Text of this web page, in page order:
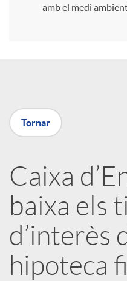
X
a
r
x
e
amb el medi
Tornar
Caixa
baixa els
d’interès
hipoteca